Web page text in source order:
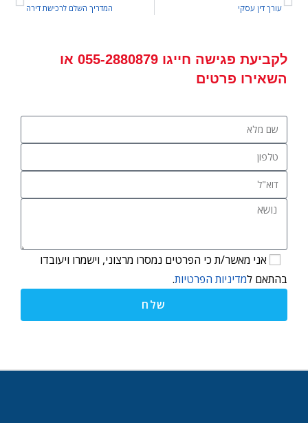
עורך דין עסקי המדריך השלם לרכישת דירה
לקביעת פגישה חייגו 055-2880879או
השאירו פרטים
אני מאשר/ת כי הפרטים נמסרו מרצוני, וישמרו ויעובדו
בהתאם למדיניות הפרטיות.
שלח